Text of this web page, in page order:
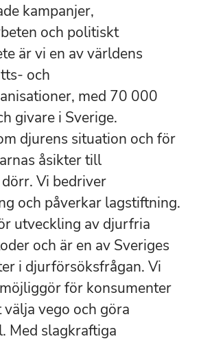
kampanjer,
och politiskt
är vi en av världens
och
med 70 000
givare i Sverige.
djurens situation och för
åsikter till
Vi bedriver
och påverkar lagstiftning.
utveckling av djurfria
och är en av Sveriges
i djurförsöksfrågan. Vi
för konsumenter
vego och göra
Med slagkraftiga